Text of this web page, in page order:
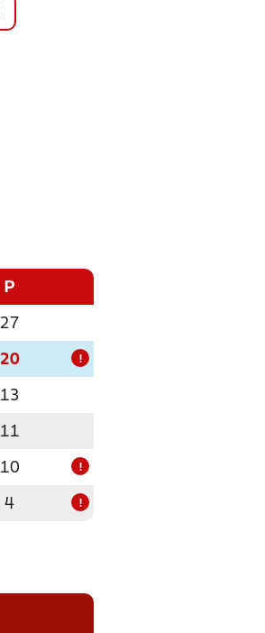
P
27
20 !
13
11
10 !
4 !